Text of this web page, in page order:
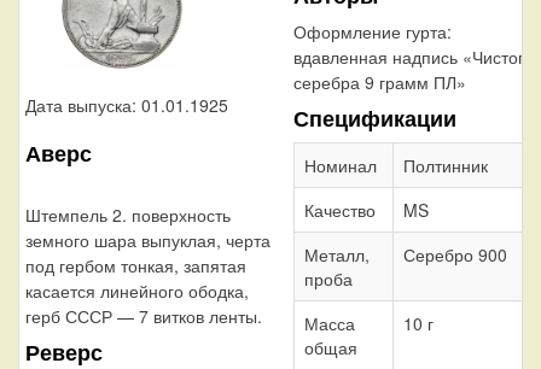
Дата выпуска: 01.01.1925
Аверс
Штемпель 2. поверхность
земного шара выпуклая, черта
под гербом тонкая, запятая
касается линейного ободка,
герб СССР — 7 витков ленты.
Реверс
Оформление гурта:
вдавленная надпись «Чистого
серебра 9 грамм ПЛ»
Спецификации
Номинал
Полтинник
Качество
MS
Металл,
проба
Серебро 900
Масса
общая
10 г